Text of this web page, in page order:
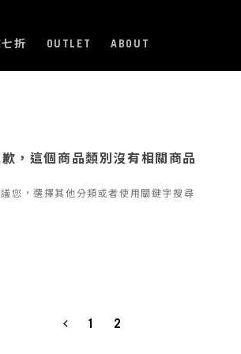
折 OUTLET ABOUT
，這個商品類別沒有相關商品
議您，選擇其他分類或者使用關鍵字搜尋
1 2